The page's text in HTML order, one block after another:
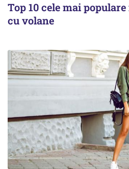
Top 10 cele mai
cu volane